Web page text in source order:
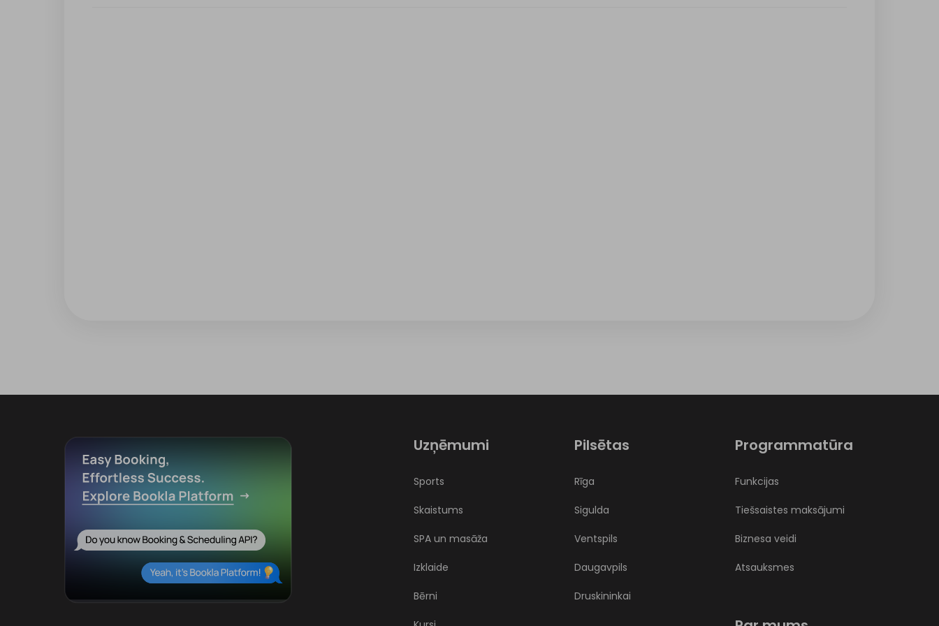
Uzņēmumi
Sports
Skaistums
SPA un masāža
Izklaide
Bērni
Pilsētas
Rīga
Sigulda
Ventspils
Daugavpils
Druskininkai
Programmatūra
Funkcijas
Tiešsaistes maksājumi
Biznesa veidi
Atsauksmes